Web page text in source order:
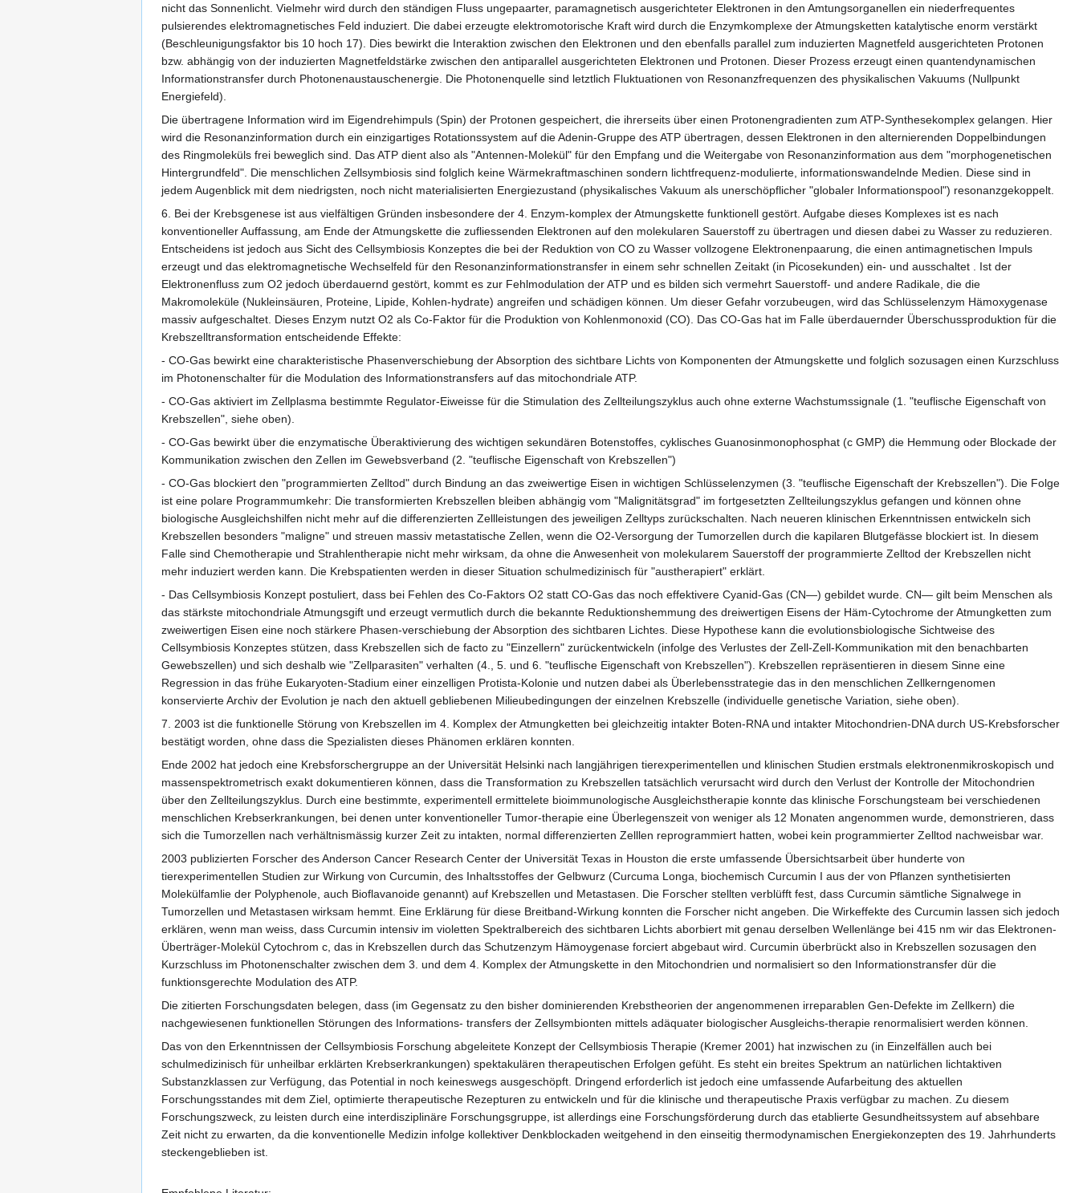
nicht das Sonnenlicht. Vielmehr wird durch den ständigen Fluss ungepaarter, paramagnetisch ausgerichteter Elektronen in den Amtungsorganellen ein niederfrequentes
pulsierendes elektromagnetisches Feld induziert. Die dabei erzeugte elektromotorische Kraft wird durch die Enzymkomplexe der Atmungsketten katalytische enorm verstärkt
(Beschleunigungsfaktor bis 10 hoch 17). Dies bewirkt die Interaktion zwischen den Elektronen und den ebenfalls parallel zum induzierten Magnetfeld ausgerichteten Protonen
bzw. abhängig von der induzierten Magnetfeldstärke zwischen den antiparallel ausgerichteten Elektronen und Protonen. Dieser Prozess erzeugt einen quantendynamischen
Informationstransfer durch Photonenaustauschenergie. Die Photonenquelle sind letztlich Fluktuationen von Resonanzfrequenzen des physikalischen Vakuums (Nullpunkt
Energiefeld).
Die übertragene Information wird im Eigendrehimpuls (Spin) der Protonen gespeichert, die ihrerseits über einen Protonengradienten zum ATP-Synthesekomplex gelangen. Hier
wird die Resonanzinformation durch ein einzigartiges Rotationssystem auf die Adenin-Gruppe des ATP übertragen, dessen Elektronen in den alternierenden Doppelbindungen
des Ringmoleküls frei beweglich sind. Das ATP dient also als "Antennen-Molekül" für den Empfang und die Weitergabe von Resonanzinformation aus dem "morphogenetischen
Hintergrundfeld". Die menschlichen Zellsymbiosis sind folglich keine Wärmekraftmaschinen sondern lichtfrequenz-modulierte, informationswandelnde Medien. Diese sind in
jedem Augenblick mit dem niedrigsten, noch nicht materialisierten Energiezustand (physikalisches Vakuum als unerschöpflicher "globaler Informationspool") resonanzgekoppelt.
6. Bei der Krebsgenese ist aus vielfältigen Gründen insbesondere der 4. Enzym-komplex der Atmungskette funktionell gestört. Aufgabe dieses Komplexes ist es nach
konventioneller Auffassung, am Ende der Atmungskette die zufliessenden Elektronen auf den molekularen Sauerstoff zu übertragen und diesen dabei zu Wasser zu reduzieren.
Entscheidens ist jedoch aus Sicht des Cellsymbiosis Konzeptes die bei der Reduktion von CO zu Wasser vollzogene Elektronenpaarung, die einen antimagnetischen Impuls
erzeugt und das elektromagnetische Wechselfeld für den Resonanzinformationstransfer in einem sehr schnellen Zeitakt (in Picosekunden) ein- und ausschaltet . Ist der
Elektronenfluss zum O2 jedoch überdauernd gestört, kommt es zur Fehlmodulation der ATP und es bilden sich vermehrt Sauerstoff- und andere Radikale, die die
Makromoleküle (Nukleinsäuren, Proteine, Lipide, Kohlen-hydrate) angreifen und schädigen können. Um dieser Gefahr vorzubeugen, wird das Schlüsselenzym Hämoxygenase
massiv aufgeschaltet. Dieses Enzym nutzt O2 als Co-Faktor für die Produktion von Kohlenmonoxid (CO). Das CO-Gas hat im Falle überdauernder Überschussproduktion für die
Krebszelltransformation entscheidende Effekte:
- CO-Gas bewirkt eine charakteristische Phasenverschiebung der Absorption des sichtbare Lichts von Komponenten der Atmungskette und folglich sozusagen einen Kurzschluss
im Photonenschalter für die Modulation des Informationstransfers auf das mitochondriale ATP.
- CO-Gas aktiviert im Zellplasma bestimmte Regulator-Eiweisse für die Stimulation des Zellteilungszyklus auch ohne externe Wachstumssignale (1. "teuflische Eigenschaft von
Krebszellen", siehe oben).
- CO-Gas bewirkt über die enzymatische Überaktivierung des wichtigen sekundären Botenstoffes, cyklisches Guanosinmonophosphat (c GMP) die Hemmung oder Blockade der
Kommunikation zwischen den Zellen im Gewebsverband (2. "teuflische Eigenschaft von Krebszellen")
- CO-Gas blockiert den "programmierten Zelltod" durch Bindung an das zweiwertige Eisen in wichtigen Schlüsselenzymen (3. "teuflische Eigenschaft der Krebszellen"). Die Folge
ist eine polare Programmumkehr: Die transformierten Krebszellen bleiben abhängig vom "Malignitätsgrad" im fortgesetzten Zellteilungszyklus gefangen und können ohne
biologische Ausgleichshilfen nicht mehr auf die differenzierten Zellleistungen des jeweiligen Zelltyps zurückschalten. Nach neueren klinischen Erkenntnissen entwickeln sich
Krebszellen besonders "maligne" und streuen massiv metastatische Zellen, wenn die O2-Versorgung der Tumorzellen durch die kapilaren Blutgefässe blockiert ist. In diesem
Falle sind Chemotherapie und Strahlentherapie nicht mehr wirksam, da ohne die Anwesenheit von molekularem Sauerstoff der programmierte Zelltod der Krebszellen nicht
mehr induziert werden kann. Die Krebspatienten werden in dieser Situation schulmedizinisch für "austherapiert" erklärt.
- Das Cellsymbiosis Konzept postuliert, dass bei Fehlen des Co-Faktors O2 statt CO-Gas das noch effektivere Cyanid-Gas (CN—) gebildet wurde. CN— gilt beim Menschen als
das stärkste mitochondriale Atmungsgift und erzeugt vermutlich durch die bekannte Reduktionshemmung des dreiwertigen Eisens der Häm-Cytochrome der Atmungketten zum
zweiwertigen Eisen eine noch stärkere Phasen-verschiebung der Absorption des sichtbaren Lichtes. Diese Hypothese kann die evolutionsbiologische Sichtweise des
Cellsymbiosis Konzeptes stützen, dass Krebszellen sich de facto zu "Einzellern" zurückentwickeln (infolge des Verlustes der Zell-Zell-Kommunikation mit den benachbarten
Gewebszellen) und sich deshalb wie "Zellparasiten" verhalten (4., 5. und 6. "teuflische Eigenschaft von Krebszellen"). Krebszellen repräsentieren in diesem Sinne eine
Regression in das frühe Eukaryoten-Stadium einer einzelligen Protista-Kolonie und nutzen dabei als Überlebensstrategie das in den menschlichen Zellkerngenomen
konservierte Archiv der Evolution je nach den aktuell gebliebenen Milieubedingungen der einzelnen Krebszelle (individuelle genetische Variation, siehe oben).
7. 2003 ist die funktionelle Störung von Krebszellen im 4. Komplex der Atmungketten bei gleichzeitig intakter Boten-RNA und intakter Mitochondrien-DNA durch US-Krebsforscher
bestätigt worden, ohne dass die Spezialisten dieses Phänomen erklären konnten.
Ende 2002 hat jedoch eine Krebsforschergruppe an der Universität Helsinki nach langjährigen tierexperimentellen und klinischen Studien erstmals elektronenmikroskopisch und
massenspektrometrisch exakt dokumentieren können, dass die Transformation zu Krebszellen tatsächlich verursacht wird durch den Verlust der Kontrolle der Mitochondrien
über den Zellteilungszyklus. Durch eine bestimmte, experimentell ermittelete bioimmunologische Ausgleichstherapie konnte das klinische Forschungsteam bei verschiedenen
menschlichen Krebserkrankungen, bei denen unter konventioneller Tumor-therapie eine Überlegenszeit von weniger als 12 Monaten angenommen wurde, demonstrieren, dass
sich die Tumorzellen nach verhältnismässig kurzer Zeit zu intakten, normal differenzierten Zelllen reprogrammiert hatten, wobei kein programmierter Zelltod nachweisbar war.
2003 publizierten Forscher des Anderson Cancer Research Center der Universität Texas in Houston die erste umfassende Übersichtsarbeit über hunderte von
tierexperimentellen Studien zur Wirkung von Curcumin, des Inhaltsstoffes der Gelbwurz (Curcuma Longa, biochemisch Curcumin I aus der von Pflanzen synthetisierten
Molekülfamlie der Polyphenole, auch Bioflavanoide genannt) auf Krebszellen und Metastasen. Die Forscher stellten verblüfft fest, dass Curcumin sämtliche Signalwege in
Tumorzellen und Metastasen wirksam hemmt. Eine Erklärung für diese Breitband-Wirkung konnten die Forscher nicht angeben. Die Wirkeffekte des Curcumin lassen sich jedoch
erklären, wenn man weiss, dass Curcumin intensiv im violetten Spektralbereich des sichtbaren Lichts aborbiert mit genau derselben Wellenlänge bei 415 nm wir das Elektronen-
Überträger-Molekül Cytochrom c, das in Krebszellen durch das Schutzenzym Hämoygenase forciert abgebaut wird. Curcumin überbrückt also in Krebszellen sozusagen den
Kurzschluss im Photonenschalter zwischen dem 3. und dem 4. Komplex der Atmungskette in den Mitochondrien und normalisiert so den Informationstransfer dür die
funktionsgerechte Modulation des ATP.
Die zitierten Forschungsdaten belegen, dass (im Gegensatz zu den bisher dominierenden Krebstheorien der angenommenen irreparablen Gen-Defekte im Zellkern) die
nachgewiesenen funktionellen Störungen des Informations- transfers der Zellsymbionten mittels adäquater biologischer Ausgleichs-therapie renormalisiert werden können.
Das von den Erkenntnissen der Cellsymbiosis Forschung abgeleitete Konzept der Cellsymbiosis Therapie (Kremer 2001) hat inzwischen zu (in Einzelfällen auch bei
schulmedizinisch für unheilbar erklärten Krebserkrankungen) spektakulären therapeutischen Erfolgen gefüht. Es steht ein breites Spektrum an natürlichen lichtaktiven
Substanzklassen zur Verfügung, das Potential in noch keineswegs ausgeschöpft. Dringend erforderlich ist jedoch eine umfassende Aufarbeitung des aktuellen
Forschungsstandes mit dem Ziel, optimierte therapeutische Rezepturen zu entwickeln und für die klinische und therapeutische Praxis verfügbar zu machen. Zu diesem
Forschungszweck, zu leisten durch eine interdisziplinäre Forschungsgruppe, ist allerdings eine Forschungsförderung durch das etablierte Gesundheitssystem auf absehbare
Zeit nicht zu erwarten, da die konventionelle Medizin infolge kollektiver Denkblockaden weitgehend in den einseitig thermodynamischen Energiekonzepten des 19. Jahrhunderts
steckengeblieben ist.